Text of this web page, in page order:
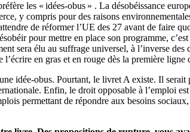
les « idées-obus » . La désobéissance
y compris pour des raisons
de réformer l’UE des 27 avant de faire
pour mettre en place son programme,
sera élu au suffrage universel, à l’inverse
en gras et en rouge dès la première ligne
idée-obus. Pourtant, le livret A existe. Il
Enfin, le droit opposable à l’emploi
permettant de répondre aux besoins